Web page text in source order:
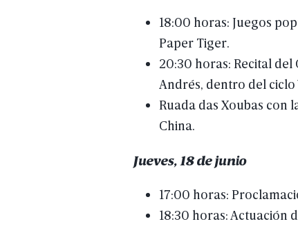
18:00 horas: Juegos
Paper Tiger.
20:30 horas: Recital del
Andrés, dentro del ciclo
Ruada das Xoubas con
China.
Jueves, 18dejunio
17:00 horas:
18:30 horas: Actuación